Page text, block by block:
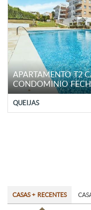
APARTAMENTO T2
CONDOMINIO
QUEIJAS
CASAS + RECENTES